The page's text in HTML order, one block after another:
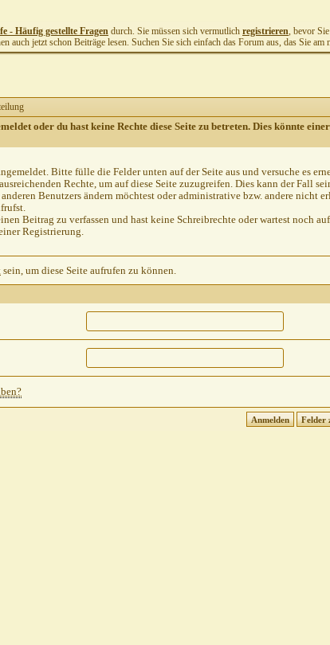
- Häufig gestellte Fragen durch. Sie müssen sich vermutlich registrieren, bevor
auch jetzt schon Beiträge lesen. Suchen Sie sich einfach das Forum aus, das Sie am
oder du hast keine Rechte diese Seite zu betreten. Dies könnte
Bitte fülle die Felder unten auf der Seite aus und versuche es
Rechte, um auf diese Seite zuzugreifen. Dies kann der Fall
Benutzers ändern möchtest oder administrative bzw. andere nicht
Beitrag zu verfassen und hast keine Schreibrechte oder wartest noch
Registrierung.
sein, um diese Seite aufrufen zu können.